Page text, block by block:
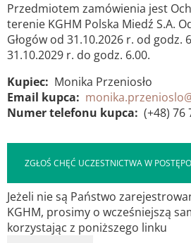
Przedmiotem zamówienia jest
terenie KGHM Polska Miedź S.A.
Głogów od 31.10.2026 r. od godz.
31.10.2029 r. do godz. 6.00.
Kupiec
Monika Przeniosło
Email kupca
Numer telefonu kupca
(+48) 76
ZGŁOŚ CHĘĆ UCZESTNICTWA W
Jeżeli nie są Państwo
KGHM, prosimy o wcześniejszą
korzystając z poniższego linku